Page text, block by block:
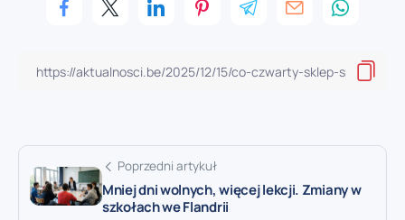
Poprzedni artykuł
Mniej dni wolnych, więcej lekcji. Zmiany w
szkołach we Flandrii